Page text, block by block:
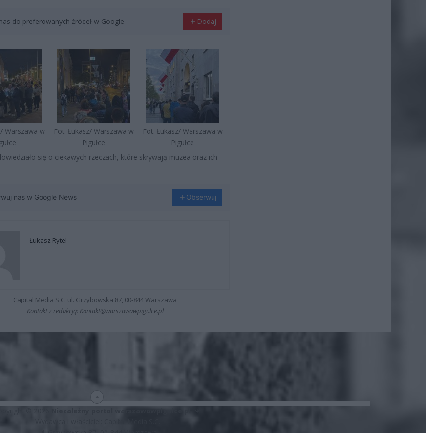
do preferowanych źródeł w Google Dodaj
Warszawa w
Fot. Łukasz/ Warszawa w
Pigułce
Fot. Łukasz/ Warszawa w
Pigułce
się o ciekawych rzeczach, które skrywają muzea oraz ich
nas w Google News Obserwuj
Łukasz Rytel
Capital Media S.C. ul. Grzybowska 87, 00-844 Warszawa
Kontakt z redakcją: Kontakt@warszawawpigulce.pl